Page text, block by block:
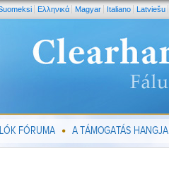
Ελληνικά Magyar Italiano Latviešu
FÓRUMA A TÁMOGATÁS HANGJA